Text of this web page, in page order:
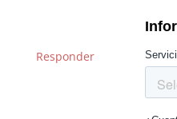
Responder